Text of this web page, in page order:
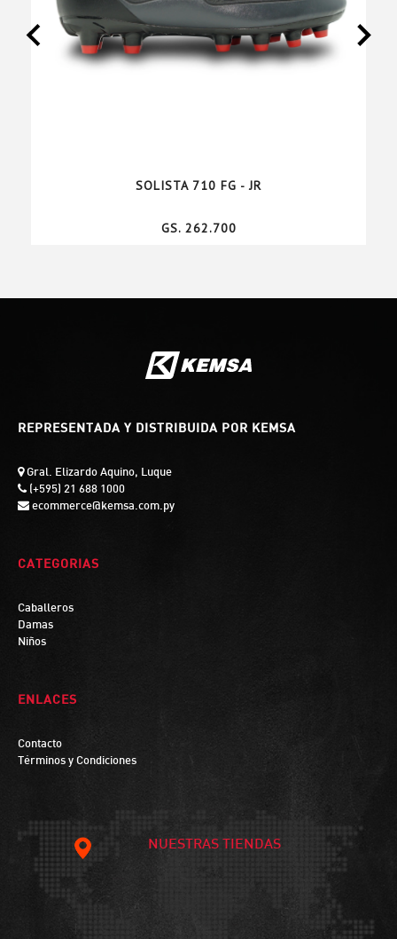
SOLISTA 710 FG - JR
GS. 262.700
REPRESENTADA Y DISTRIBUIDA POR KEMSA
Gral. Elizardo Aquino, Luque
(+595) 21 688 1000
ecommerce@kemsa.com.py
CATEGORIAS
Caballeros
Damas
Niños
ENLACES
Contacto
Términos y Condiciones
NUESTRAS TIENDAS